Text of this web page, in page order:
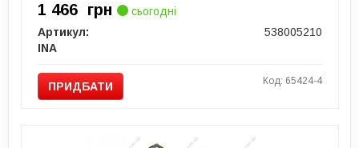
1 466 грн
сьогодні
Артикул:
538005210
INA
ПРИДБАТИ Код: 65424-4